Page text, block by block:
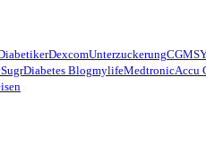
DexcomUnterzuckerungCGMS
Diabetes BlogmylifeMedtronicAccu